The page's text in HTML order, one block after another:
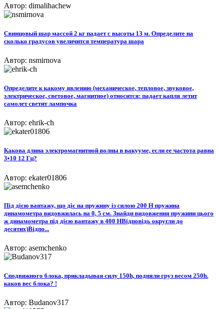
Автор: dimalihachew
Свинцовый шар массой 2 кг падает с высоты 13 м. Определите на
сколько градусов увеличится температура шара
Автор: nsmirnova
Определите к какому явлению (механическое, тепловое, звуковое,
электрическое, световое, магнитное) относится: падает капля летит
самолет светит лампочка
Автор: ehrik-ch
Какова длина электромагнитной волны в вакууме, если ее частота равна
3•10 12 Гц?
Автор: ekater01806
Під дією вантажу, що діє на пружину із силою 200 Н пружина
динамометра видовжилась на 0, 5 см. Знайди видовження пружини цього
ж динамометра під дією вантажу в 400 НВідповідь округли до
десятих)Відпо...
Автор: asemchenko
Сподвижного блока, прикладывая силу 150h, подняли груз весом 250h.
каков вес блока? !
Автор: Budanov317